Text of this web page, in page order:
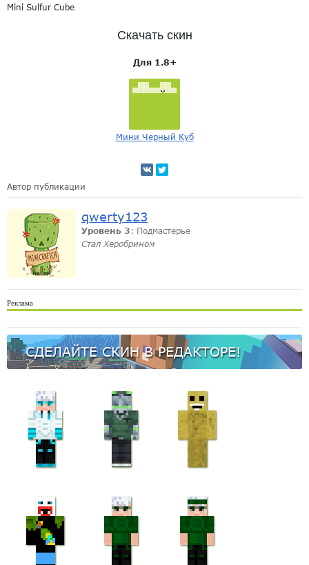
Mini Sulfur Cube
Скачать скин
Для 1.8+
Мини Черный Куб
Автор публикации
qwerty123
Уровень 3 : Подмастерье
Стал Херобрином
Реклама
СДЕЛАЙТЕ СКИН В РЕДАКТОРЕ!